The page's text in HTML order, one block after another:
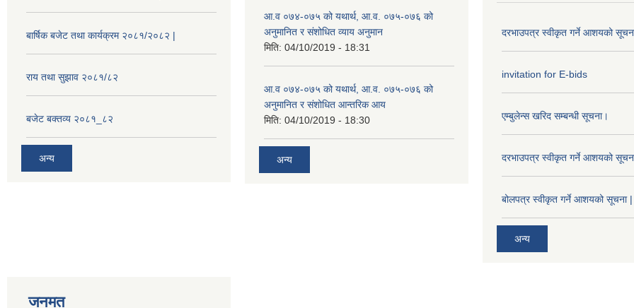
बार्षिक बजेट तथा कार्यक्रम २०८१/२०८२ |
राय तथा सुझाव २०८१/८२
बजेट बक्तव्य २०८१_८२
अन्य
आ.व ०७४-०७५ को यथार्थ, आ.व. ०७५-०७६ को
अनुमानित र संशोधित व्याय अनुमान
मिति: 04/10/2019 - 18:31
आ.व ०७४-०७५ को यथार्थ, आ.व. ०७५-०७६ को
अनुमानित र संशोधित आन्तरिक आय
मिति: 04/10/2019 - 18:30
अन्य
दरभाउपत्र स्वीकृत गर्ने आशयको
invitation for E-bids
एम्बुलेन्स खरिद सम्बन्धी सूचना।
दरभाउपत्र स्वीकृत गर्ने आशयको
बोलपत्र स्वीकृत गर्ने आशयको सूचना |
अन्य
जनमत